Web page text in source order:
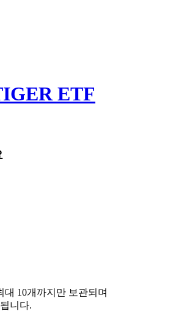
ETF
대 10개까지만 보관되며
니다.